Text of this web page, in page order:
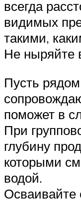
всегда
видимых
такими,
Не ныряйте
Пусть
поможет в
При
глубину
которыми
водой.
Осваивайте